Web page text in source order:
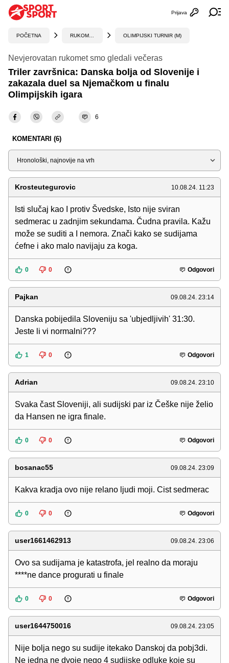
Otvori
Prijava
POČETNA OLIMPIJSKI TURNIR (M)
Nevjerovatan rukomet smo gledali večeras
Triler završnica: Danska bolja od Slovenije i
zakazala duel sa Njemačkom u finalu
Olimpijskih igara
6
KOMENTARI (6)
Sortiraj
Krosteutegurovic 10.08.24. 11:23
Isti slučaj kao I protiv Švedske, Isto nije sviran
sedmerac u zadnjim sekundama. Čudna pravila. Kažu
može se suditi a I nemora. Znači kako se sudijama
ćefne i ako malo navijaju za koga.
0 0 Odgovori
Pajkan 09.08.24. 23:14
Danska pobijedila Sloveniju sa 'ubjedljivih' 31:30.
Jeste li vi normalni???
1 0 Odgovori
Adrian 09.08.24. 23:10
Svaka čast Sloveniji, ali sudijski par iz Češke nije želio
da Hansen ne igra finale.
0 0 Odgovori
bosanac55 09.08.24. 23:09
Kakva kradja ovo nije relano ljudi moji. Cist sedmerac
0 0 Odgovori
user1661462913 09.08.24. 23:06
Ovo sa sudijama je katastrofa, jel realno da moraju
****ne dance progurati u finale
0 0 Odgovori
user1644750016 09.08.24. 23:05
Nije bolja nego su sudije itekako Danskoj da pobj3di.
Ne jedna ne dvoje nego 4 sudijske odluke koje su